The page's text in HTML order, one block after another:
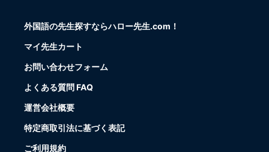
外国語の先生探すならハロー先生.com！
マイ先生カート
お問い合わせフォーム
よくある質問 FAQ
運営会社概要
特定商取引法に基づく表記
ご利用規約